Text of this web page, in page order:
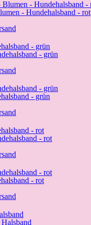
- Hundehalsband - rot
- grün
- grün
- rot
- rot